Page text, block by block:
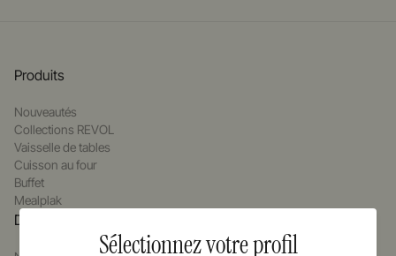
Produits
Nouveautés
Collections REVOL
Vaisselle de tables
Cuisson au four
Buffet
Mealplak
Design
Sélectionnez votre profil